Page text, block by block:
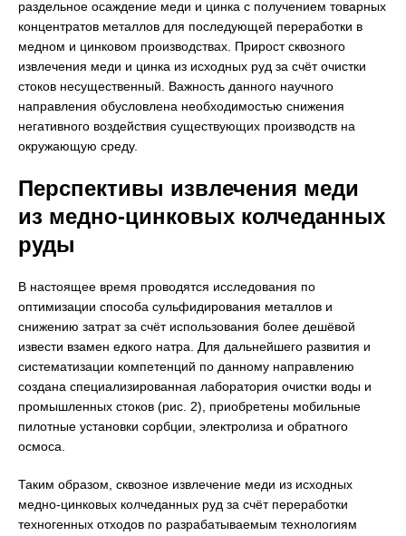
раздельное осаждение меди и цинка с получением товарных
концентратов металлов для последующей переработки в
медном и цинковом производствах. Прирост сквозного
извлечения меди и цинка из исходных руд за счёт очистки
стоков несущественный. Важность данного научного
направления обусловлена необходимостью снижения
негативного воздействия существующих производств на
окружающую среду.
Перспективы извлечения меди
из медно-цинковых колчеданных
руды
В настоящее время проводятся исследования по
оптимизации способа сульфидирования металлов и
снижению затрат за счёт использования более дешёвой
извести взамен едкого натра. Для дальнейшего развития и
систематизации компетенций по данному направлению
создана специализированная лаборатория очистки воды и
промышленных стоков (рис. 2), приобретены мобильные
пилотные установки сорбции, электролиза и обратного
осмоса.
Таким образом, сквозное извлечение меди из исходных
медно-цинковых колчеданных руд за счёт переработки
техногенных отходов по разрабатываемым технологиям